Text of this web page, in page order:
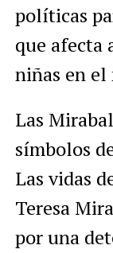
políticas
que afecta
niñas en el
Las
símbolos
Las vidas
Teresa
por una